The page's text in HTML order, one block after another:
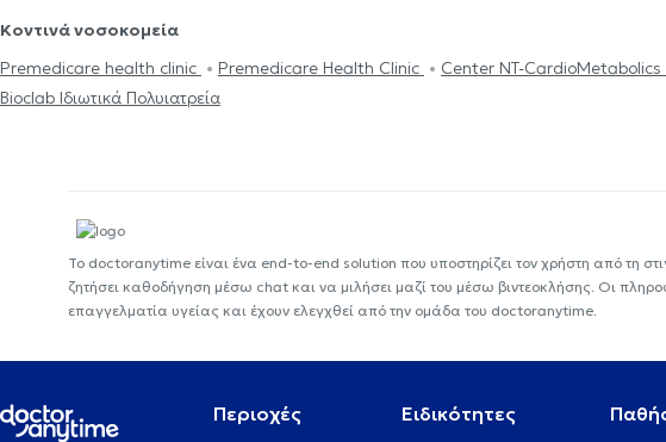
Κοντινά νοσοκομεία
Premedicare health clinic
Premedicare Health Clinic
Center NT-CardioMetabolics
Bioclab Ιδιωτικά Πολυιατρεία
Το doctoranytime είναι ένα end-to-end solution που υποστηρίζει τον χρήστη από τη
ζητήσει καθοδήγηση μέσω chat και να μιλήσει μαζί του μέσω βιντεοκλήσης. Οι
επαγγελματία υγείας και έχουν ελεγχθεί από την ομάδα του doctoranytime.
Περιοχές Ειδικότητες